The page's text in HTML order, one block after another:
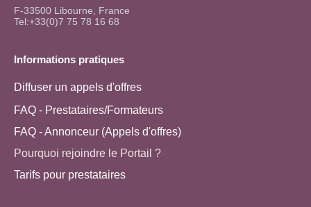
F-33500 Libourne, France
Tel:+33(0)7 75 78 16 68
Informations pratiques
Diffuser un appels d'offres
FAQ - Prestataires/Formateurs
FAQ - Annonceur (Appels d'offres)
Pourquoi rejoindre le Portail ?
Tarifs pour prestataires